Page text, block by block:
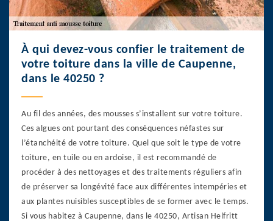
À qui devez-vous confier le traitement de
votre toiture dans la ville de Caupenne,
dans le 40250 ?
Au fil des années, des mousses s’installent sur votre toiture.
Ces algues ont pourtant des conséquences néfastes sur
l’étanchéité de votre toiture. Quel que soit le type de votre
toiture, en tuile ou en ardoise, il est recommandé de
procéder à des nettoyages et des traitements réguliers afin
de préserver sa longévité face aux différentes intempéries et
aux plantes nuisibles susceptibles de se former avec le temps.
Si vous habitez à Caupenne, dans le 40250, Artisan Helfritt